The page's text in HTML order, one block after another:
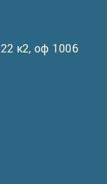
к2, оф 1006